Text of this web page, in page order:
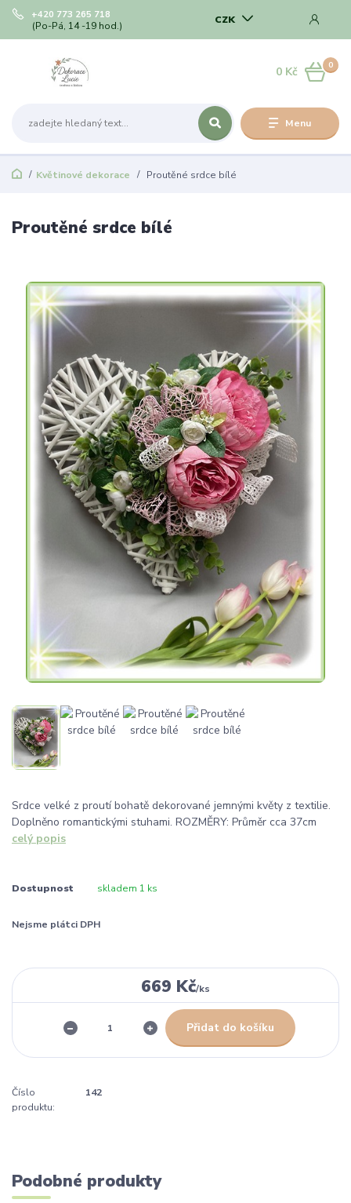
Menu
CZK
+420 773 265 718
(Po-Pá, 14 -19 hod.)
0
0 Kč
Květinové dekorace Proutěné srdce bílé
Proutěné srdce bílé
Srdce velké z proutí bohatě dekorované jemnými květy z textilie.
Doplněno romantickými stuhami. ROZMĚRY: Průměr cca 37cm
celý popis
Dostupnost skladem 1 ks
Nejsme plátci DPH
669 Kč/ks
Přidat do košíku
Číslo
produktu:
142
Podobné produkty